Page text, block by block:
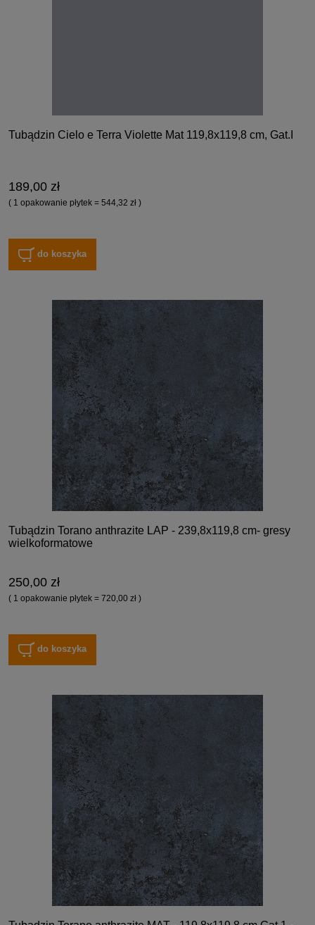
Tubądzin Cielo e Terra Violette Mat 119,8x119,8 cm, Gat.I
189,00 zł
( 1 opakowanie płytek = 544,32 zł )
do koszyka
Tubądzin Torano anthrazite LAP - 239,8x119,8 cm- gresy
wielkoformatowe
250,00 zł
( 1 opakowanie płytek = 720,00 zł )
do koszyka